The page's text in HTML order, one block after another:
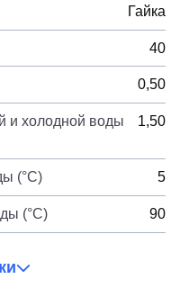
Гайка
40
0,50
и холодной воды
1,50
(°C) 5
(°C) 90